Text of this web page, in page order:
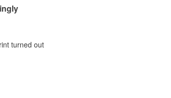
turned out